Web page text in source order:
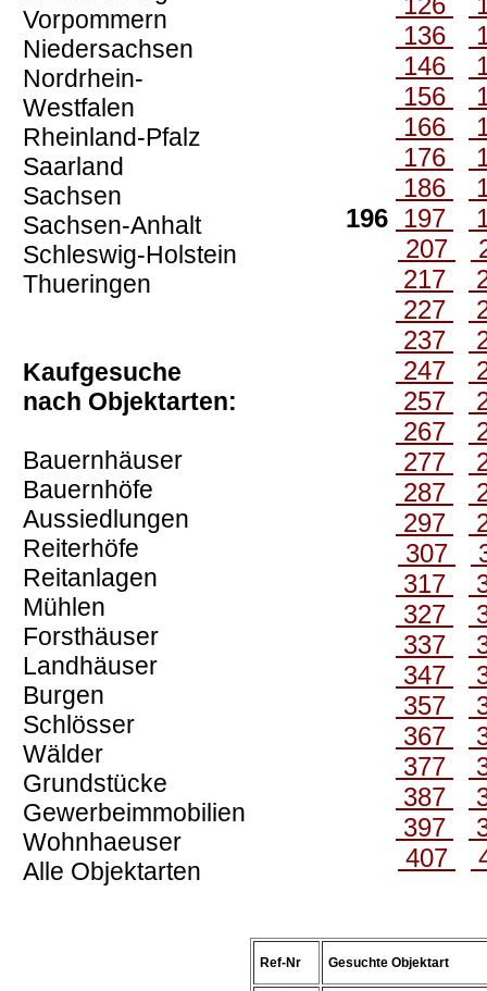
Vorpommern
Niedersachsen
Nordrhein-
Westfalen
Rheinland-Pfalz
Saarland
Sachsen
Sachsen-Anhalt
Schleswig-Holstein
Thueringen
Kaufgesuche
nach Objektarten:
Bauernhäuser
Bauernhöfe
Aussiedlungen
Reiterhöfe
Reitanlagen
Mühlen
Forsthäuser
Landhäuser
Burgen
Schlösser
Wälder
Grundstücke
Gewerbeimmobilien
Wohnhaeuser
Alle Objektarten
136
146
156
166
176
186
196 197
207
217
227
237
247
257
267
277
287
297
307
317
327
337
347
357
367
377
387
397
407
Ref-Nr Gesuchte Objektart